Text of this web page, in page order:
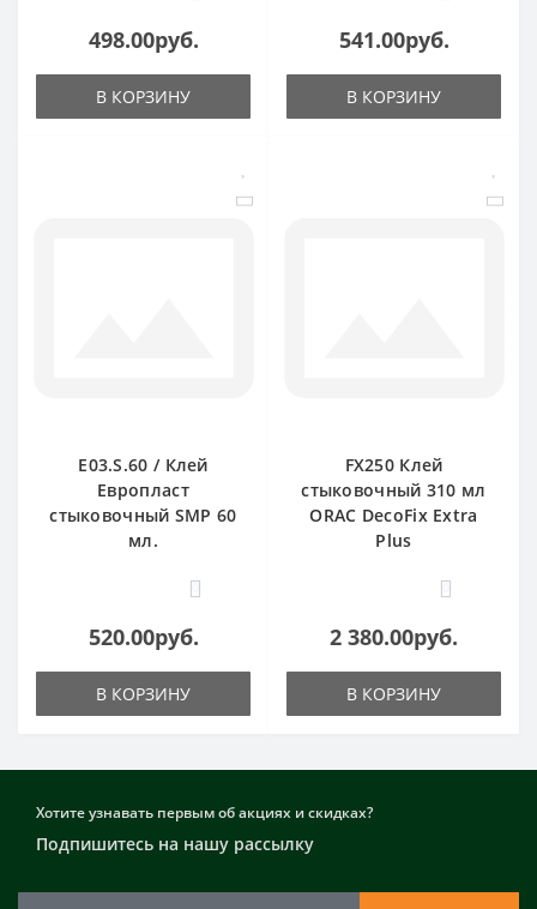
498.00руб.
В КОРЗИНУ
541.00руб.
В КОРЗИНУ
E03.S.60 / Клей
Европласт
стыковочный SMP 60
мл.
0
520.00руб.
В КОРЗИНУ
FX250 Клей
стыковочный 310 мл
ORAC DecoFix Extra
Plus
0
2 380.00руб.
В КОРЗИНУ
Хотите узнавать первым об акциях и скидках?
Подпишитесь на нашу рассылку